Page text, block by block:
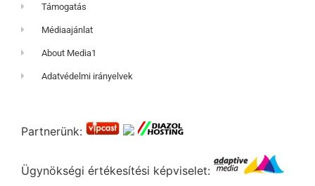
Támogatás
Médiaajánlat
About Media1
Adatvédelmi irányelvek
Partnerünk:
Ügynökségi értékesítési képviselet: